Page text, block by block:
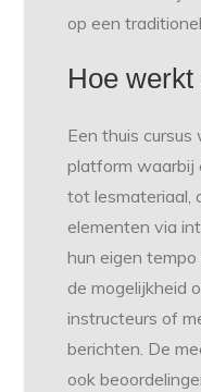
op een
Hoe
Een thuis
platform waarbij
tot lesmateriaal,
elementen via
hun eigen
de mogelijkheid
instructeurs of
berichten. De
ook